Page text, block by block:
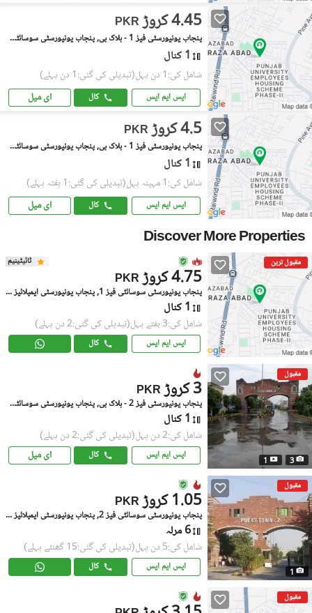
PKR 4.45 کروڑ
پنجاب یونیورسٹی فیز 1 - بلاک بی, پنجاب یونیورسٹی سوسائٹی فیز 1
1 کنال
شامل کی:1 دن پہل (تبدیلی کی گئی:1 دن پہلے)
ایس ایم ایس کال ای میل
PKR 4.5 کروڑ
پنجاب یونیورسٹی فیز 1 - بلاک بی, پنجاب یونیورسٹی سوسائٹی فیز 1
1 کنال
شامل کی:1 مہینہ پہل (تبدیلی کی گئی:1 ہفتہ پہلے)
ایس ایم ایس کال ای میل
Discover More Properties
مقبول ترین ٹائیٹینیم
PKR 4.75 کروڑ
پنجاب یونیورسٹی سوسائٹی فیز 1, پنجاب یونیورسٹی ایمپلائیز سوسائٹی
1 کنال
شامل کی:3 ہفتے پہل (تبدیلی کی گئی:2 دن پہلے)
ایس ایم ایس کال
مقبول
3
1
PKR 3 کروڑ
پنجاب یونیورسٹی فیز 2 - بلاک بی, پنجاب یونیورسٹی سوسائٹی فیز 2
1 کنال
شامل کی:2 دن پہل (تبدیلی کی گئی:2 دن پہلے)
ایس ایم ایس کال ای میل
مقبول
1
PKR 1.05 کروڑ
پنجاب یونیورسٹی سوسائٹی فیز 2, پنجاب یونیورسٹی ایمپلائیز سوسائٹی
6 مرلہ
شامل کی:5 دن پہل (تبدیلی کی گئی:15 گھنٹے پہلے)
ایس ایم ایس کال
مقبول